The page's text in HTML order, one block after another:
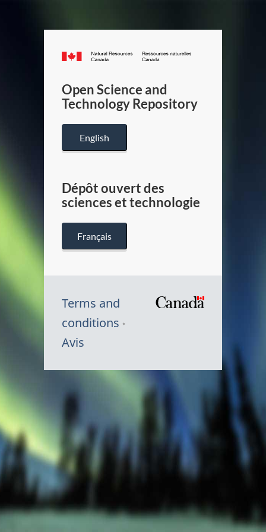
Canada.ca
/
Canada
Open Science and
Technology Repository
English
Dépôt ouvert des
sciences et technologie
Français
Terms and
conditions
Avis
Canada